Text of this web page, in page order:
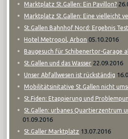
Marktplatz St.Gallen: Ein Pavillon?
Marktplatz St.Gallen: Eine vielleicht
St.Gallen Bahnhof Nord: Ergebnis
Hotel Metropol, Arbon 05.10.2016
Baugesuch für Schibenertor-Garage
St.Gallen und das Wasser 22.09.2016
Unser Abfallwesen ist rückständig
Mobilitätsinitative St.Gallen nicht
St.Fiden: Etappierung und
St.Gallen: urbanes Quartierzentrum
01.09.2016
St.Galler Marktplatz 13.07.2016